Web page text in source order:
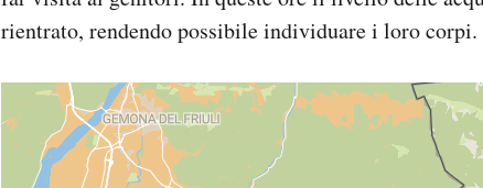
rientrato, rendendo possibile individuare i loro corpi.